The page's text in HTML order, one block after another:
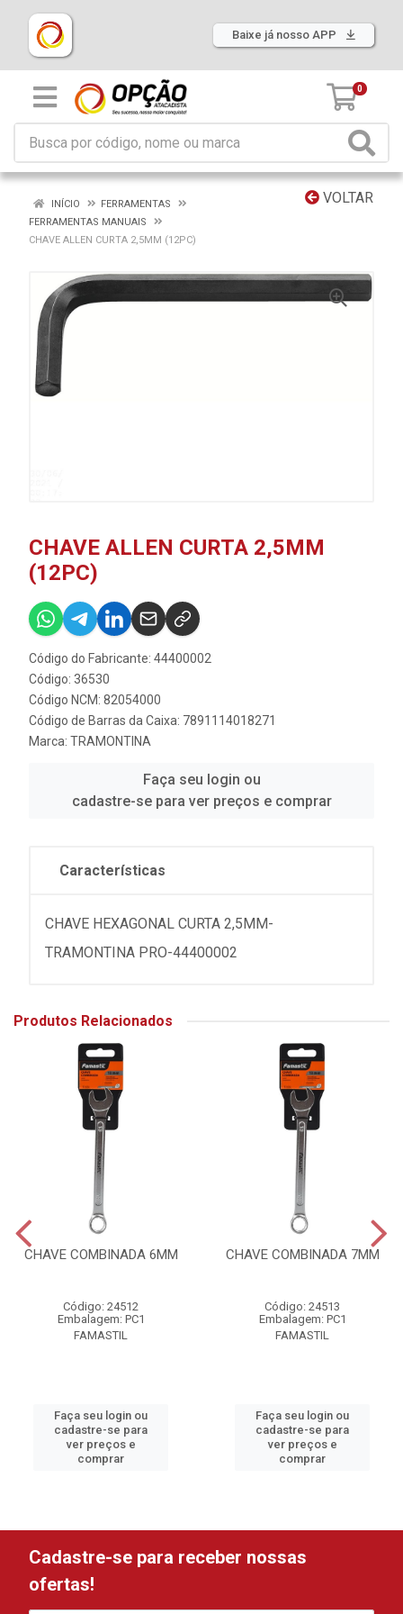
Baixe já nosso APP
0
VOLTAR
INÍCIO
FERRAMENTAS
FERRAMENTAS MANUAIS
CHAVE ALLEN CURTA 2,5MM (12PC)
CHAVE ALLEN CURTA 2,5MM
(12PC)
Código do Fabricante: 44400002
Código: 36530
Código NCM: 82054000
Código de Barras da Caixa: 7891114018271
Marca: TRAMONTINA
Faça seu login ou
cadastre-se para ver preços e comprar
Características
CHAVE HEXAGONAL CURTA 2,5MM-
TRAMONTINA PRO-44400002
Produtos Relacionados
CHAVE COMBINADA 6MM
Código: 24512
Embalagem: PC1
FAMASTIL
Faça seu login ou
cadastre-se para
ver preços e
comprar
CHAVE COMBINADA 7MM
Código: 24513
Embalagem: PC1
FAMASTIL
Faça seu login ou
cadastre-se para
ver preços e
comprar
Cadastre-se para receber nossas
ofertas!